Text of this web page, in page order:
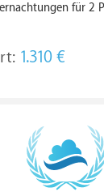
für 2
1.310 €